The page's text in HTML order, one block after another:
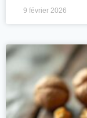
9 février 2026